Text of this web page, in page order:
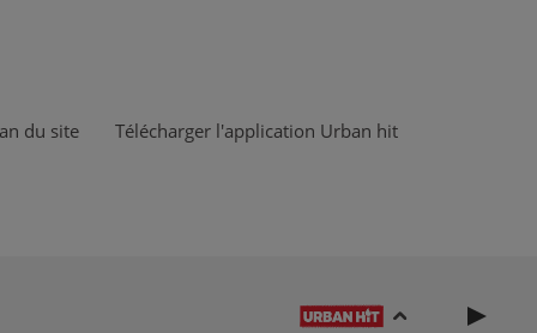
du site Télécharger l'application Urban hit